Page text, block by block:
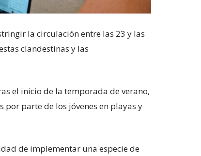
la circulación entre las 23 y las
clandestinas y las
el inicio de la temporada de verano,
parte de los jóvenes en playas y
de implementar una especie de